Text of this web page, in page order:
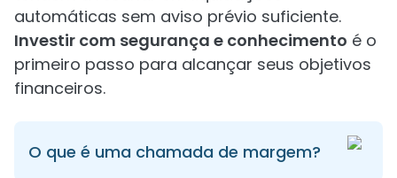
automáticas sem aviso prévio suficiente.
Investir com segurança e conhecimento é o
primeiro passo para alcançar seus objetivos
financeiros.
O que é uma chamada de margem?